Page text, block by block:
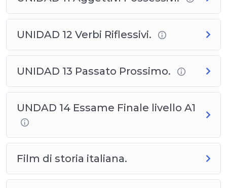
lengua y la cultura italianas.
UNIDAD 12 Verbi Riflessivi.
UNIDAD 13 Passato Prossimo.
UNDAD 14 Essame Finale livello A1
Film di storia italiana.